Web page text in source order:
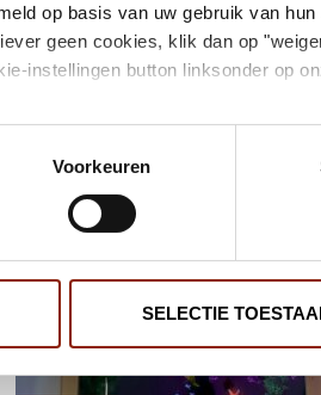
op basis van uw gebruik van
geen cookies, klik dan op
instellingen button linksonder op
Voorkeuren
SELECTIE
UDEN